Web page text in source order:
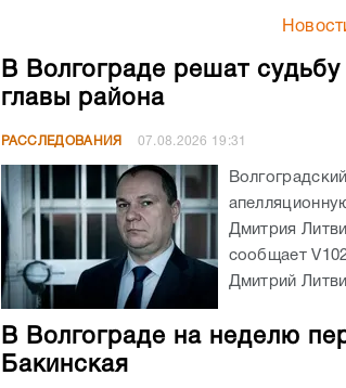
В Волгограде решат
главы района
РАССЛЕДОВАНИЯ 07.08.2026 19:31
Дмитрия
сообщает
Дмитрий
В Волгограде на неделю
Бакинская